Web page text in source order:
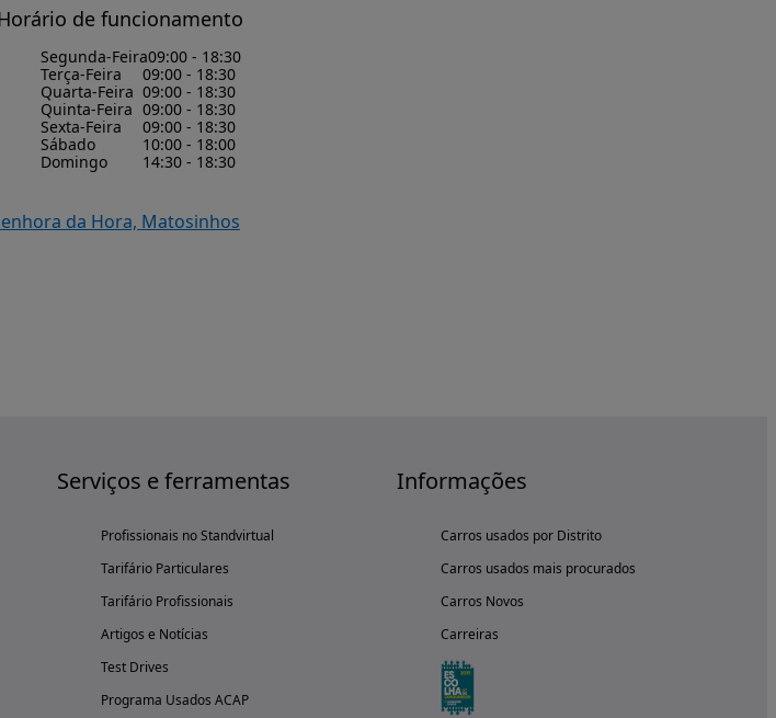
de funcionamento
Segunda-Feira09:00 - 18:30
Terça-Feira
09:00 - 18:30
Quarta-Feira 09:00 - 18:30
Quinta-Feira 09:00 - 18:30
Sexta-Feira
09:00 - 18:30
Sábado
10:00 - 18:00
Domingo
14:30 - 18:30
da Hora, Matosinhos
Serviços e ferramentas
Profissionais no Standvirtual
Tarifário Particulares
Tarifário Profissionais
Artigos e Notícias
Test Drives
Programa Usados ACAP
Informações
Carros usados por Distrito
Carros usados mais procurados
Carros Novos
Carreiras